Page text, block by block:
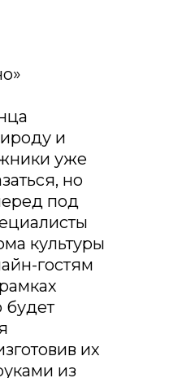
и
уже
но
под
культуры
гостям
будет
их
из